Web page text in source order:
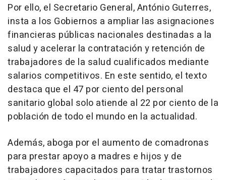
Por ello, el Secretario General, António Guterres,
insta a los Gobiernos a ampliar las asignaciones
financieras públicas nacionales destinadas a la
salud y acelerar la contratación y retención de
trabajadores de la salud cualificados mediante
salarios competitivos. En este sentido, el texto
destaca que el 47 por ciento del personal
sanitario global solo atiende al 22 por ciento de la
población de todo el mundo en la actualidad.
Además, aboga por el aumento de comadronas
para prestar apoyo a madres e hijos y de
trabajadores capacitados para tratar trastornos